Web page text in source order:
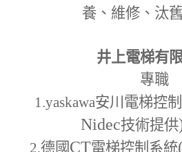
養、維修、汰
井上電梯有
專職
1.yaskawa安川電梯控
Nidec技術提供
2.德國 CT電梯控制系統